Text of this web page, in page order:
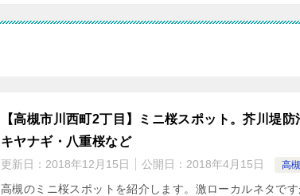
【高槻市川西町2丁目】ミニ桜スポット。芥川堤
キヤナギ・八重桜など
更新日： 2018年12月15日 公開日： 2018年4月15日 高
高槻のミニ桜スポットを紹介します。激ローカルネタで